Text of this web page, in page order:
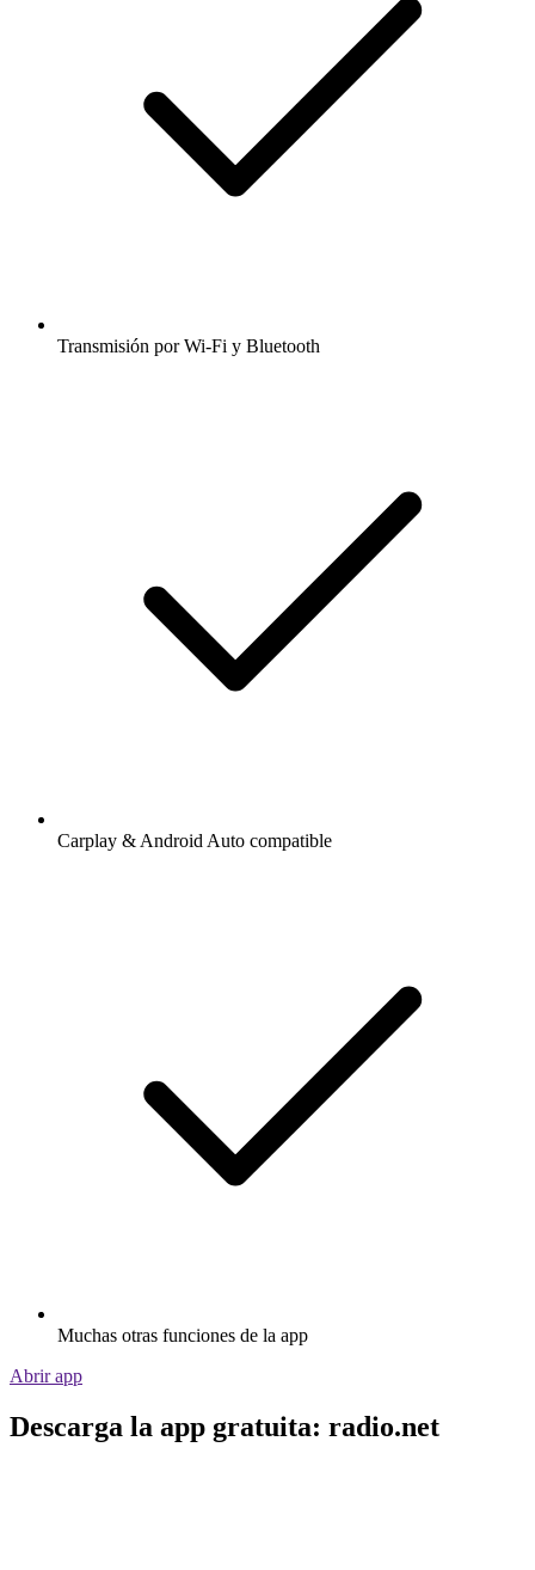
Transmisión por Wi-Fi y Bluetooth
Carplay & Android Auto compatible
Muchas otras funciones de la app
Abrir app
Descarga la app gratuita: radio.net